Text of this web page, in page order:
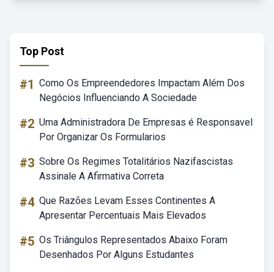
Top Post
#1 Como Os Empreendedores Impactam Além Dos
Negócios Influenciando A Sociedade
#2 Uma Administradora De Empresas é Responsavel
Por Organizar Os Formularios
#3 Sobre Os Regimes Totalitários Nazifascistas
Assinale A Afirmativa Correta
#4 Que Razões Levam Esses Continentes A
Apresentar Percentuais Mais Elevados
#5 Os Triângulos Representados Abaixo Foram
Desenhados Por Alguns Estudantes